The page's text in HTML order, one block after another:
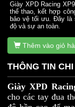
Giày XPD Racing
thể thao, kết hợp
bảo vệ tối ưu. Đây là
độ và sự an toàn.
Thêm vào giỏ
THÔNG TIN
Giày XPD
cho các tay đua